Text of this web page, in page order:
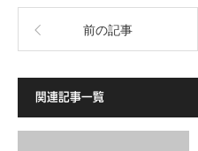
前の記事
関連記事一覧